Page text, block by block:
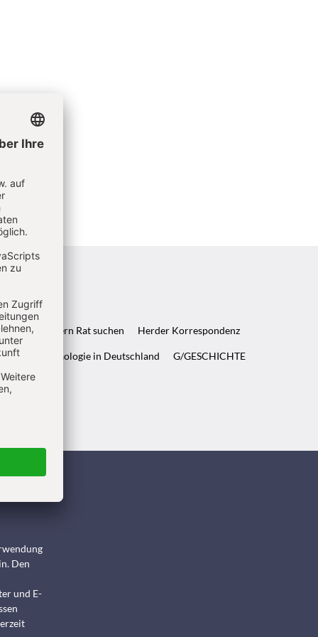
& Wenn Eltern Rat suchen Herder Korrespondenz
& Archäologie in Deutschland G/GESCHICHTE
Den
und E-